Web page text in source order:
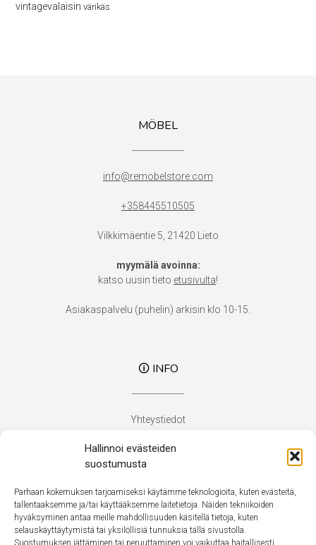
Hallinnoi evästeiden
suostumusta
Parhaan kokemuksen tarjoamiseksi käytämme teknologioita, kuten evästeitä,
tallentaaksemme ja/tai käyttääksemme laitetietoja. Näiden tekniikoiden
hyväksyminen antaa meille mahdollisuuden käsitellä tietoja, kuten
selauskäyttäytymistä tai yksilöllisiä tunnuksia tällä sivustolla.
Suostumuksen jättäminen tai peruuttaminen voi vaikuttaa haitallisesti
vintagevalaisin värikäs
MÖBEL
info@remobelstore.com
+358445510505
Vilkkimäentie 5, 21420 Lieto
myymälä avoinna:
katso uusin tieto etusivulta!
Asiakaspalvelu (puhelin) arkisin klo 10-15.
🛈 INFO
Yhteystiedot
Toimitusehdot
Tietosuojaseloste
Suomi